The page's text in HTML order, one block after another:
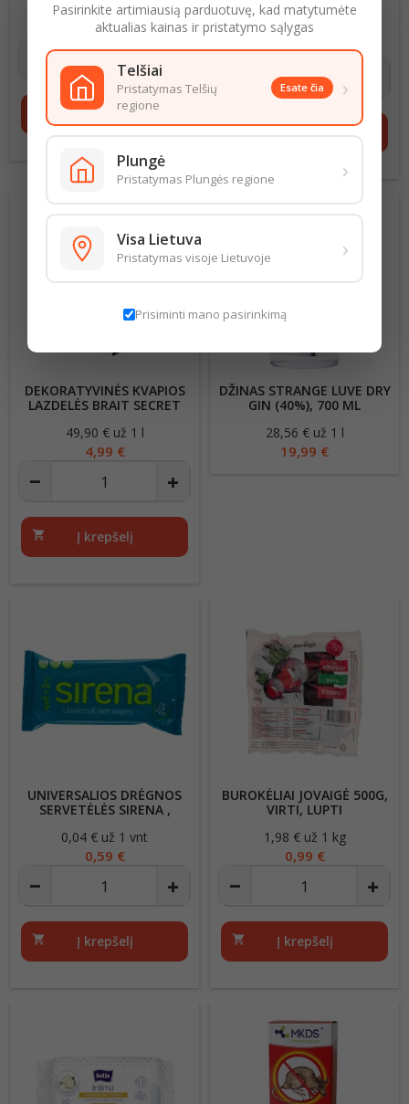
066755
Kaina
8,50 €
Į krepšelį
250ML
Kaina
21,80 € už 1 l
5,45 €
shopping_cart Į krepšelį
DEKORATYVINĖS KVAPIOS
LAZDELĖS BRAIT SECRET
Kaina
49,90 € už 1 l
4,99 €
shopping_cart Į krepšelį
DŽINAS STRANGE LUVE DRY
GIN (40%), 700 ML
Kaina
28,56 € už 1 l
19,99 €
UNIVERSALIOS DRĖGNOS
SERVETĖLĖS SIRENA ,
Kaina
0,04 € už 1 vnt
0,59 €
shopping_cart Į krepšelį
BUROKĖLIAI JOVAIGĖ 500G,
VIRTI, LUPTI
Kaina
1,98 € už 1 kg
0,99 €
shopping_cart Į krepšelį
Pasirinkite artimiausią parduotuvę, kad matytumėte
aktualias kainas ir pristatymo sąlygas
Telšiai
Pristatymas Telšių
regione
Esate čia ›
Plungė
Pristatymas Plungės regione ›
Visa Lietuva
Pristatymas visoje Lietuvoje ›
Prisiminti mano pasirinkimą